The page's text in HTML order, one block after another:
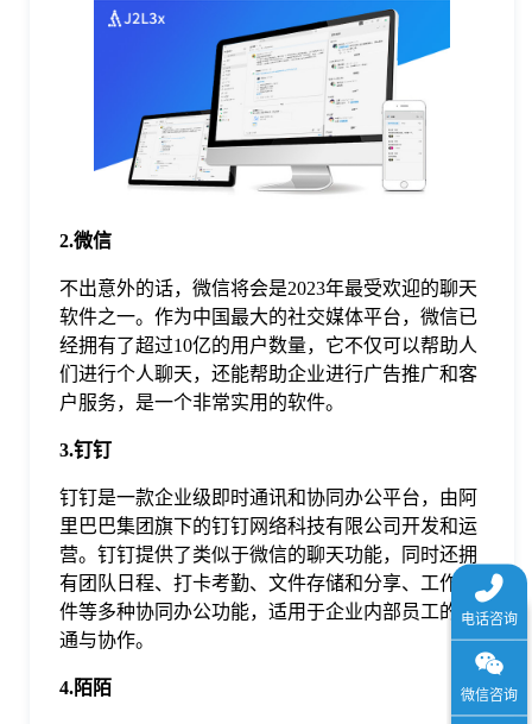
2.微信
不出意外的话，微信将会是2023年最受欢迎的聊天
软件之一。作为中国最大的社交媒体平台，微信已
经拥有了超过10亿的用户数量，它不仅可以帮助人
们进行个人聊天，还能帮助企业进行广告推广和客
户服务，是一个非常实用的软件。
3.钉钉
钉钉是一款企业级即时通讯和协同办公平台，由阿
里巴巴集团旗下的钉钉网络科技有限公司开发和运
营。钉钉提供了类似于微信的聊天功能，同时还拥
有团队日程、打卡考勤、文件存储和分享、工作邮
件等多种协同办公功能，适用于企业内部员工的沟
通与协作。
4.陌陌